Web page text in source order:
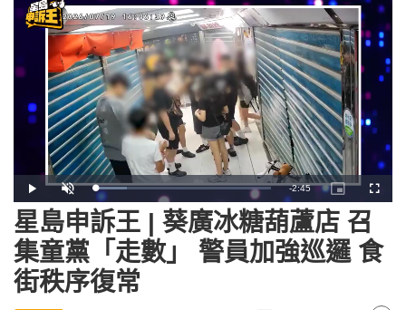
Play Unmute Loaded:
Remaining
Time
-2:45
Picture-
in-
Picture
星島申訴王 | 葵廣冰糖葫蘆店 召
集童黨「走數」 警員加強巡邏 食
街秩序復常